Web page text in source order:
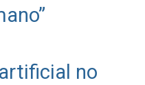
no